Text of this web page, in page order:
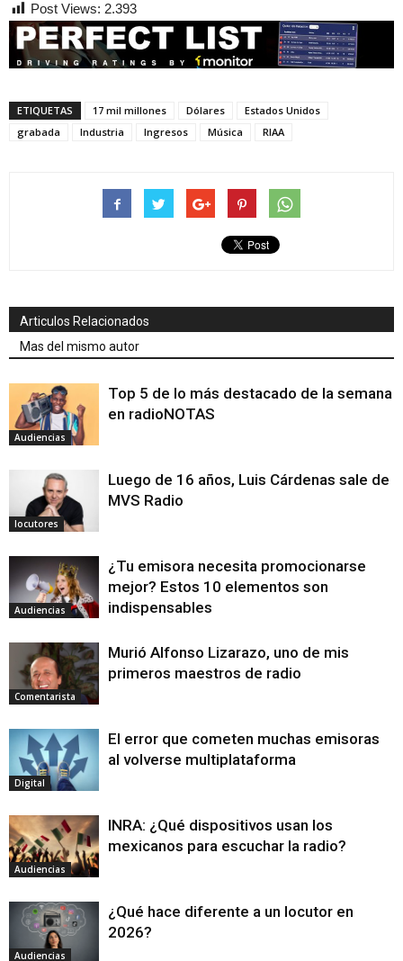
Post Views: 2.393
ETIQUETAS 17 mil millones Dólares
Estados Unidos
grabada
Industria Ingresos Música RIAA
Articulos Relacionados
Mas del mismo autor
Audiencias
Top 5 de lo más destacado de la semana
en radioNOTAS
locutores
Luego de 16 años, Luis Cárdenas sale de
MVS Radio
Audiencias
¿Tu emisora necesita promocionarse
mejor? Estos 10 elementos son
indispensables
Comentarista
Murió Alfonso Lizarazo, uno de mis
primeros maestros de radio
Digital
El error que cometen muchas emisoras
al volverse multiplataforma
Audiencias
INRA: ¿Qué dispositivos usan los
mexicanos para escuchar la radio?
Audiencias
¿Qué hace diferente a un locutor en
2026?